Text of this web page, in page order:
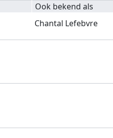
Ook bekend als
Chantal Lefebvre